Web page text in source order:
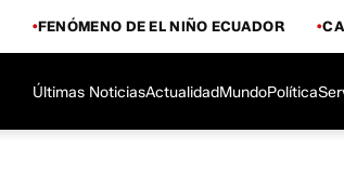
FENÓMENO DE EL NIÑO ECUADOR
Últimas NoticiasActualidadMundoPolítica